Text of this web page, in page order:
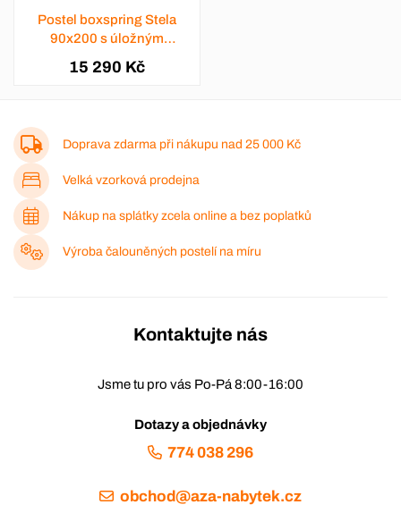
Postel boxspring Stela
90x200 s úložným
prostorem - výběr barev
15 290 Kč
Doprava zdarma při nákupu nad 25 000 Kč
Velká vzorková prodejna
Nákup na splátky zcela online a bez poplatků
Výroba čalouněných postelí na míru
Kontaktujte nás
Jsme tu pro vás Po-Pá 8:00-16:00
Dotazy a objednávky
774 038 296
obchod@aza-nabytek.cz